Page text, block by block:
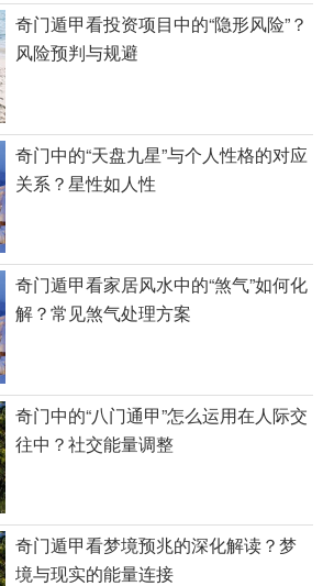
奇门遁甲看投资项目中的“隐形风险”？
风险预判与规避
奇门中的“天盘九星”与个人性格的对应
关系？星性如人性
奇门遁甲看家居风水中的“煞气”如何化
解？常见煞气处理方案
奇门中的“八门通甲”怎么运用在人际交
往中？社交能量调整
奇门遁甲看梦境预兆的深化解读？梦
境与现实的能量连接